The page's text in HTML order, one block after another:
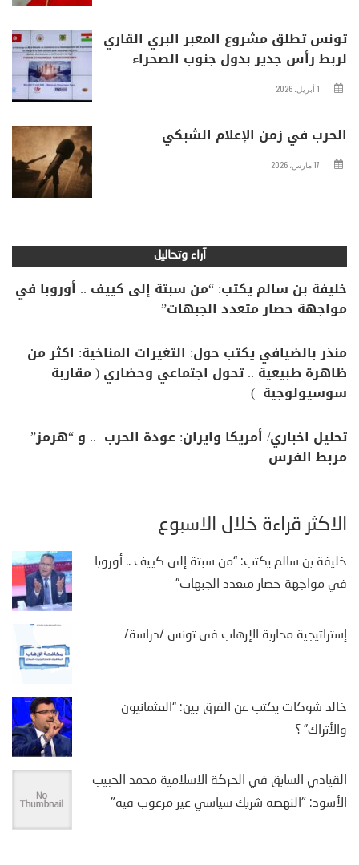
تونس تطلق مشروع المعبر البري القاري
لربط رأس جدير بدول جنوب الصحراء
1 أبريل، 2026
الحرب في زمن الإعلام الشبكي
17 مارس، 2026
آراء وتحاليل
خليفة بن سالم يكتب: “من سبتة إلى كييف .. أوروبا في
مواجهة حصار متعدد الجبهات”
منذر بالضيافي يكتب حول: التغيرات المناخية: اكثر من
ظاهرة طبيعية .. تحول اجتماعي وحضاري ( مقاربة
سوسيولوجية )
تحليل اخباري/ أمريكا وايران: عودة الحرب .. و “هرمز”
مربط الفرس
الأكثر قراءة خلال الأسبوع
خليفة بن سالم يكتب: “من سبتة إلى كييف .. أوروبا
في مواجهة حصار متعدد الجبهات”
إستراتيجية محاربة الإرهاب في تونس /دراسة/
خالد شوكات يكتب عن الفرق بين: “العثمانيون
والأتراك” ؟
القيادي السابق في الحركة الاسلامية محمد الحبيب
الأسود: "النهضة شريك سياسي غير مرغوب فيه"